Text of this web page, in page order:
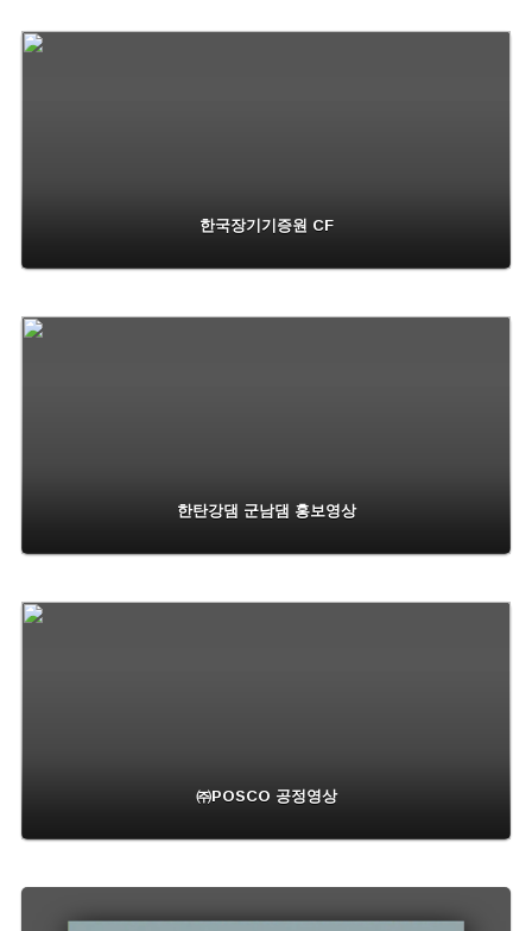
한국장기기증원 CF
한탄강댐 군남댐 홍보영상
㈜POSCO 공정영상